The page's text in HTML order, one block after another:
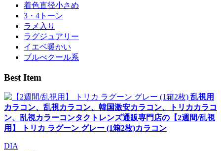
着色直径小さめ
3・4トーン
ラメ入り
ラグジュアリー
イエベ暖かい
ブルべクール系
Best Item
乱視用
カラコン、乱視カラコン、韓国激安カラコン、トリカカラコ
ン、乱視カラーコンタクトレンズ通販専門店の【2週間/乱視
用】 トリカ ラグーン グレー (1箱2枚)カラコン
DIA